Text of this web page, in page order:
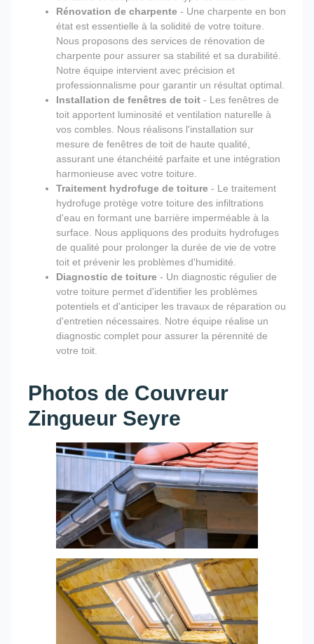
Rénovation de charpente - Une charpente en bon
état est essentielle à la solidité de votre toiture.
Nous proposons des services de rénovation de
charpente pour assurer sa stabilité et sa durabilité.
Notre équipe intervient avec précision et
professionnalisme pour garantir un résultat optimal.
Installation de fenêtres de toit - Les fenêtres de
toit apportent luminosité et ventilation naturelle à
vos combles. Nous réalisons l'installation sur
mesure de fenêtres de toit de haute qualité,
assurant une étanchéité parfaite et une intégration
harmonieuse avec votre toiture.
Traitement hydrofuge de toiture - Le traitement
hydrofuge protège votre toiture des infiltrations
d'eau en formant une barrière imperméable à la
surface. Nous appliquons des produits hydrofuges
de qualité pour prolonger la durée de vie de votre
toit et prévenir les problèmes d'humidité.
Diagnostic de toiture - Un diagnostic régulier de
votre toiture permet d'identifier les problèmes
potentiels et d'anticiper les travaux de réparation ou
d'entretien nécessaires. Notre équipe réalise un
diagnostic complet pour assurer la pérennité de
votre toit.
Photos de Couvreur
Zingueur Seyre